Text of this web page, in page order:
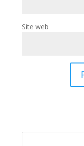
Site web